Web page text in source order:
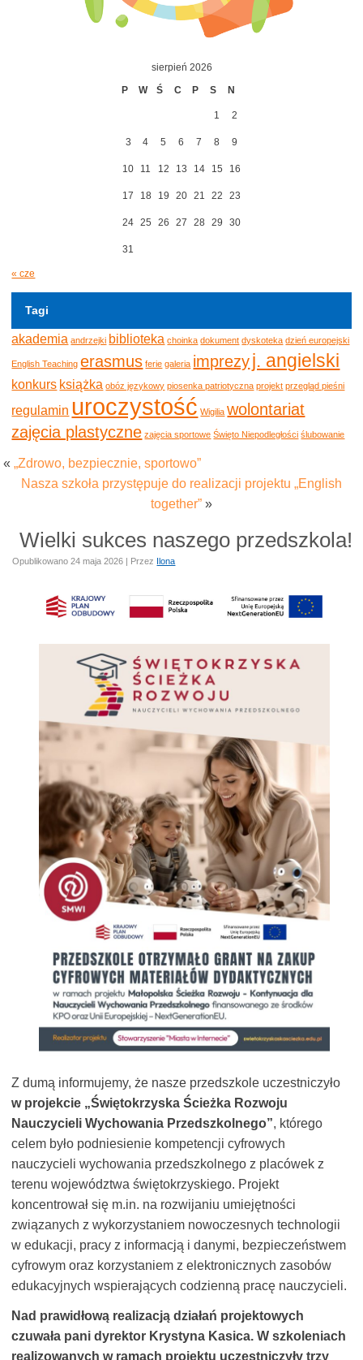
sierpień 2026
P
W Ś C P S N
1 2
3 4 5 6 7 8 9
10 11 12 13 14 15 16
17 18 19 20 21 22 23
24 25 26 27 28 29 30
31
« cze
Tagi
akademia andrzejki biblioteka choinka dokument dyskoteka dzień europejski
English Teaching erasmus ferie galeria imprezyj. angielski
konkurs książka obóz językowy piosenka patriotyczna projekt przegląd pieśni
regulamin uroczystość Wigilia wolontariat
zajęcia plastyczne zajęcia sportowe Święto Niepodległości ślubowanie
«„Zdrowo, bezpiecznie, sportowo”
Nasza szkoła przystępuje do realizacji projektu „English
together” »
Wielki sukces naszego przedszkola!
Opublikowano 24 maja 2026 | Przez Ilona
Z dumą informujemy, że nasze przedszkole uczestniczyło
w projekcie „Świętokrzyska Ścieżka Rozwoju
Nauczycieli Wychowania Przedszkolnego”, którego
celem było podniesienie kompetencji cyfrowych
nauczycieli wychowania przedszkolnego z placówek z
terenu województwa świętokrzyskiego. Projekt
koncentrował się m.in. na rozwijaniu umiejętności
związanych z wykorzystaniem nowoczesnych technologii
w edukacji, pracy z informacją i danymi, bezpieczeństwem
cyfrowym oraz korzystaniem z elektronicznych zasobów
edukacyjnych wspierających codzienną pracę nauczycieli.
Nad prawidłową realizacją działań projektowych
czuwała pani dyrektor Krystyna Kasica. W szkoleniach
realizowanych w ramach projektu uczestniczyły trzy